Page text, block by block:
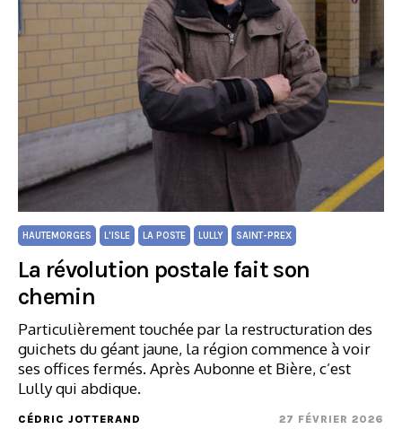
HAUTEMORGES L'ISLE LA POSTE LULLY SAINT-PREX
La révolution postale fait son
chemin
Particulièrement touchée par la restructuration des
guichets du géant jaune, la région commence à voir
ses offices fermés. Après Aubonne et Bière, c’est
Lully qui abdique.
CÉDRIC JOTTERAND 27 FÉVRIER 2026